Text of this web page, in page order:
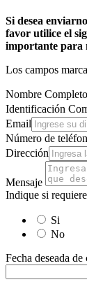
Si desea
favor utilice el
importante para
Los campos
Nombre Completo
Identificación
Email
Número de
Dirección
Mensaje
Indique si
Si
No
Fecha deseada de